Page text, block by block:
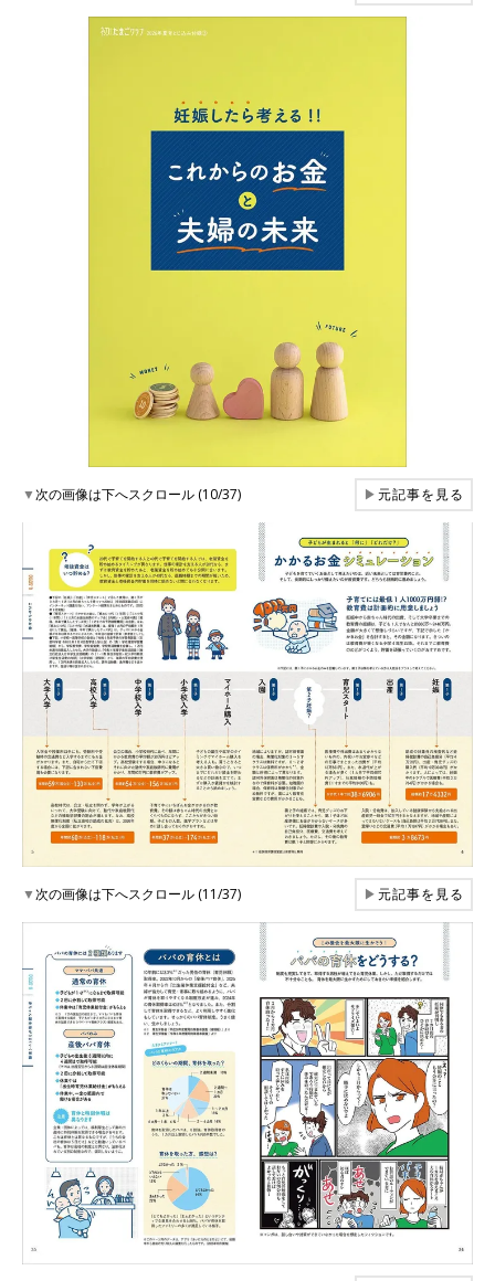
▼次の画像は下へスクロール (10/37) ▶元記事を見る
▼次の画像は下へスクロール (11/37) ▶元記事を見る